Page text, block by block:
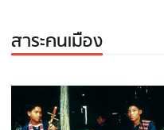
สาระคนเมือง